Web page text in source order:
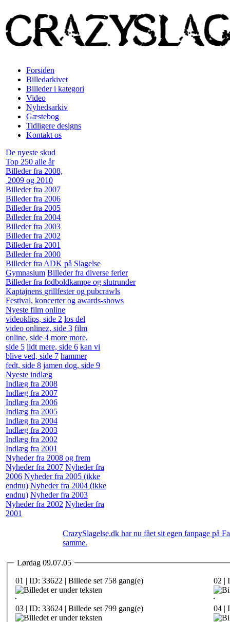
Forsiden
Billedarkivet
Billeder i kategori
Video
Nyhedsarkiv
Gæstebog
Tidligere designs
Kontakt os
De nyeste skud
Top 250 alle år
Billeder fra 2008,
2009 og 2010
Billeder fra 2007
Billeder fra 2006
Billeder fra 2005
Billeder fra 2004
Billeder fra 2003
Billeder fra 2002
Billeder fra 2001
Billeder fra 2000
Billeder fra ADK på Slagelse
Gymnasium Billeder fra diverse ferier
Billeder fra fodboldkampe og slutrunder
Kaptajnens grillfester og pubcrawls
Festival, koncerter og awards-shows
Nyeste film online
videoklips, side 2 los del
video onlinez, side 3 film
online, side 4 more more,
side 5 lidt mere, side 6 kan vi
blive ved, side 7 hammer
fedt, side 8 jamen dog, side 9
Nyeste indlæg
Indlæg fra 2008
Indlæg fra 2007
Indlæg fra 2006
Indlæg fra 2005
Indlæg fra 2004
Indlæg fra 2003
Indlæg fra 2002
Indlæg fra 2001
Nyheder fra 2008 og frem
Nyheder fra 2007 Nyheder fra
2006 Nyheder fra 2005 (ikke
endnu) Nyheder fra 2004 (ikke
endnu) Nyheder fra 2003
Nyheder fra 2002 Nyheder fra
2001
CrazySlagelse.dk har nu fået sit egen fanpage på
samme.
Lørdag 09.07.05
01 | ID: 33622 | Billede set 758 gang(e) 02 |
03 | ID: 33624 | Billede set 799 gang(e) 04 |